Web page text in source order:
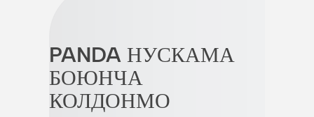
PANDA НУСКАМА
БОЮНЧА
КОЛДОНМО